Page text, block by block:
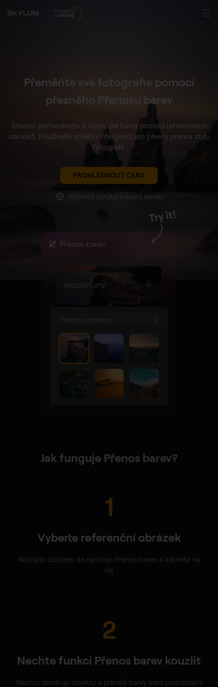
Přeměňte své fotografie pomocí
přesného Přenosu barev
Snadno porovnávejte a upravujte barvy pomocí referenčních
obrázků. Používejte umělou inteligenci pro přesný přenos stylu
fotografií.
PROHLÉDNOUT CENY
30denní záruka vrácení peněz
Přenos barev
Všechny reference
Jak funguje Přenos barev?
1
Vyberte referenční obrázek
Nahrajte obrázek do nástroje Přenos barev a klikněte na
něj.
2
Nechte funkci Přenos barev kouzlit
Nástroj detekuje objekty a přenáší barvy mezi podobnými